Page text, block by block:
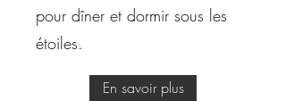
pour dîner et dormir sous les
étoiles.
En savoir plus